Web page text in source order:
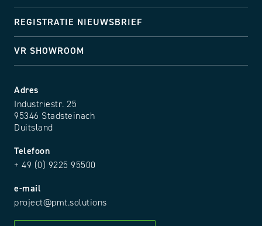
Adres
Industriestr. 25
95346 Stadsteinach
Duitsland
Telefoon
+ 49 (0) 9225 95500
e-mail
project@pmt.solutions
REGISTRATIE NIEUWSBRIEF
VR SHOWROOM